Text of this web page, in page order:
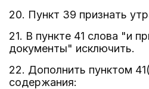
20. Пункт 39 признать
21. В пункте 41 слова "и
документы" исключить.
22. Дополнить пунктом
содержания: